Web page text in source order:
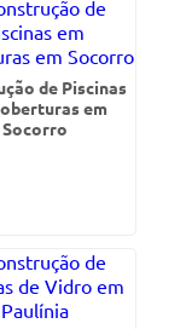
de Piscinas
em
Socorro